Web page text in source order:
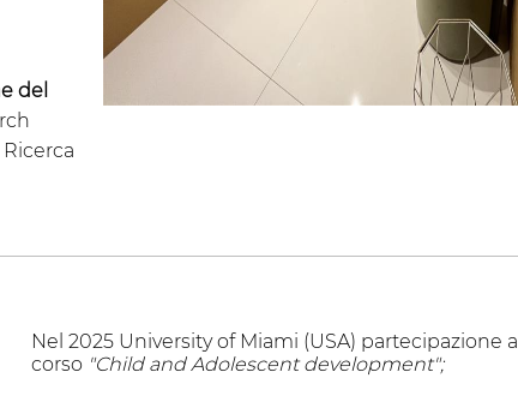
del
Nel 2025 University of Miami (USA) partecipazione al
corso "Child and Adolescent development";